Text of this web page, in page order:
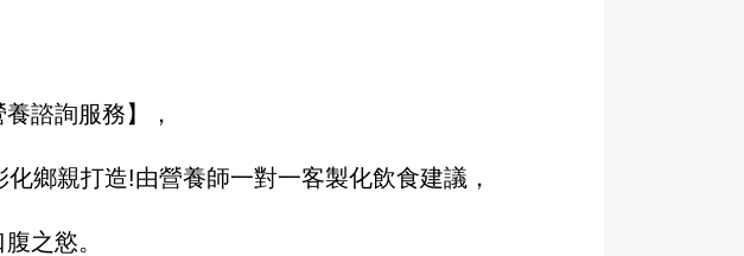
諮詢服務】，
鄉親打造!由營養師一對一客製化飲食建議，
之慾。